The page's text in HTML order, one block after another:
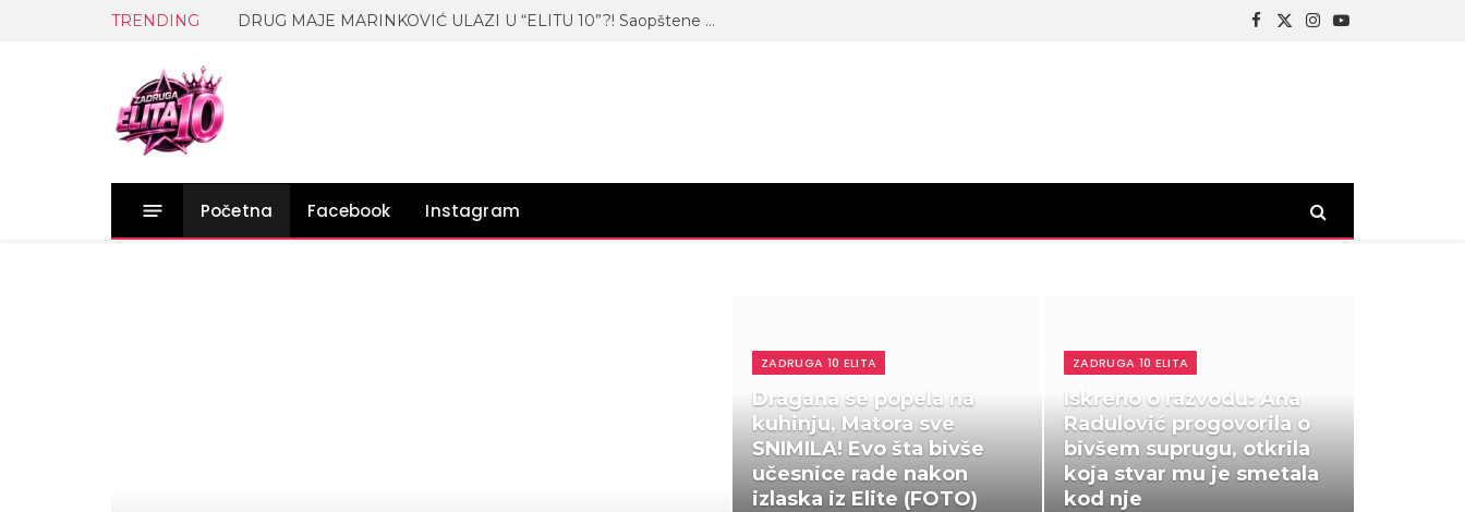
TRENDING DRUG MAJE MARINKOVIĆ ULAZI U “ELITU 10”?! Saopštene informacije iz zgrade Pinka! Facebook
X
Instagram
YouTube
Početna Facebook Instagram
ZADRUGA 10 ELITA
Dragana se popela na
kuhinju, Matora sve
SNIMILA! Evo šta bivše
učesnice rade nakon
izlaska iz Elite (FOTO)
ZADRUGA 10 ELITA
Iskreno o razvodu: Ana
Radulović progovorila o
bivšem suprugu, otkrila
koja stvar mu je smetala
kod nje